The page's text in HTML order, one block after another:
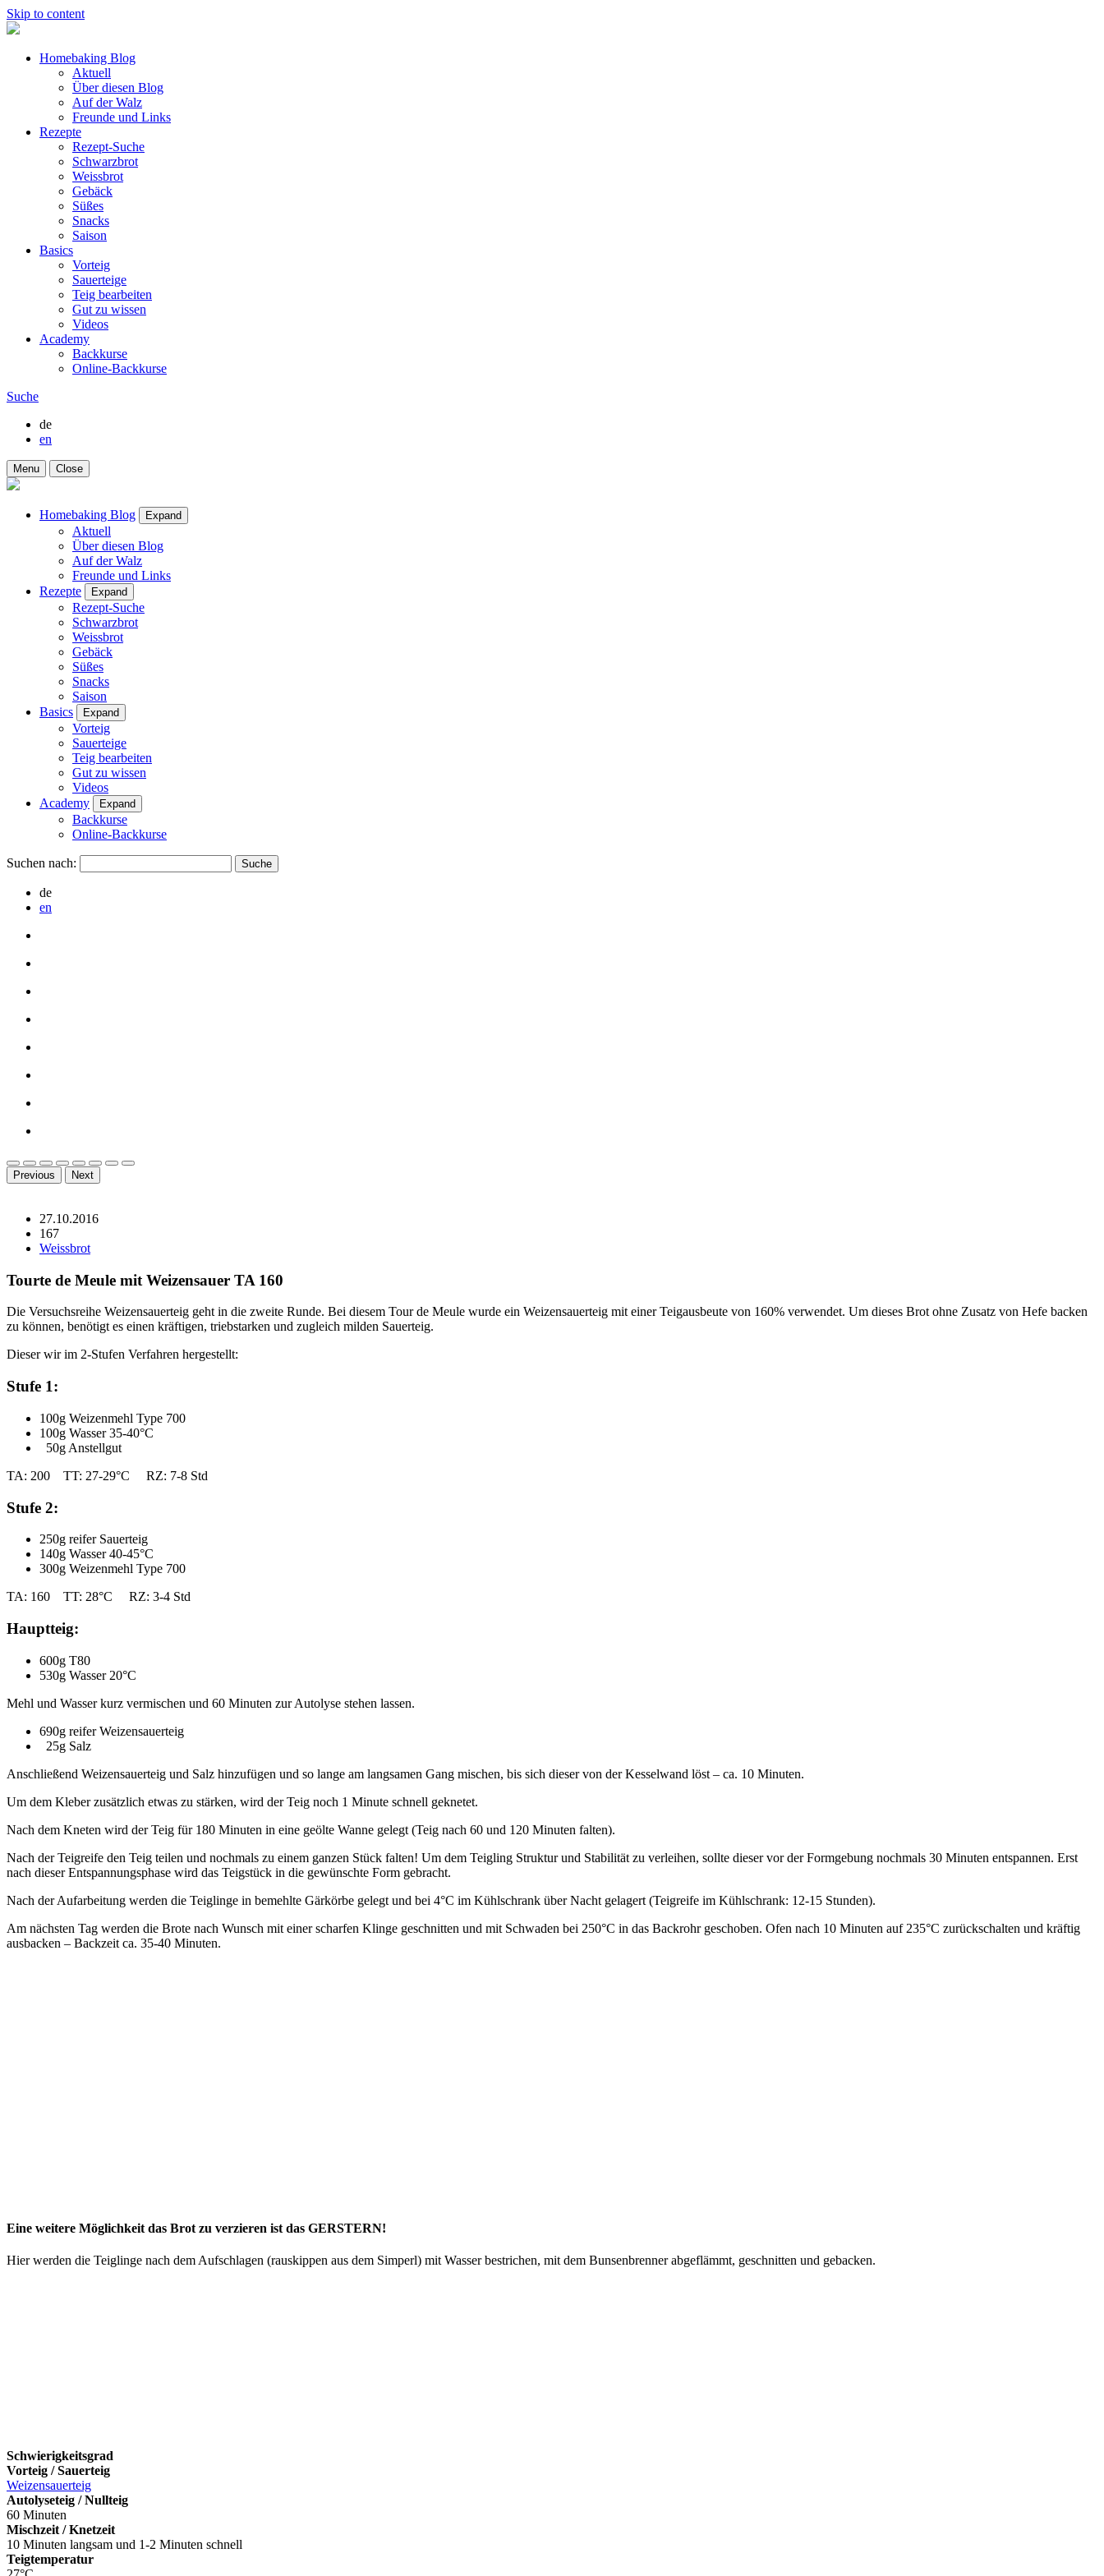
Skip to content
Homebaking Blog
Aktuell
Über diesen Blog
Auf der Walz
Freunde und Links
Rezepte
Rezept-Suche
Schwarzbrot
Weissbrot
Gebäck
Süßes
Snacks
Saison
Basics
Vorteig
Sauerteige
Teig bearbeiten
Gut zu wissen
Videos
Academy
Backkurse
Online-Backkurse
Suche
de
en
Menu Close
Homebaking Blog Expand
Aktuell
Über diesen Blog
Auf der Walz
Freunde und Links
Rezepte
Expand
Rezept-Suche
Schwarzbrot
Weissbrot
Gebäck
Süßes
Snacks
Saison
Basics
Expand
Vorteig
Sauerteige
Teig bearbeiten
Gut zu wissen
Videos
Academy
Expand
Backkurse
Online-Backkurse
Suchen nach:
de
en
Previous Next
27.10.2016
167
Weissbrot
Tourte de Meule mit Weizensauer TA 160
Die Versuchsreihe Weizensauerteig geht in die zweite Runde. Bei diesem Tour de Meule wurde ein Weizensauerteig mit einer Teigausbeute von 160% verwendet. Um dieses Brot ohne Zusatz von Hefe backen
zu können, benötigt es einen kräftigen, triebstarken und zugleich milden Sauerteig.
Dieser wir im 2-Stufen Verfahren hergestellt:
Stufe 1:
100g Weizenmehl Type 700
100g Wasser 35-40°C
50g Anstellgut
TA: 200 TT: 27-29°C RZ: 7-8 Std
Stufe 2:
250g reifer Sauerteig
140g Wasser 40-45°C
300g Weizenmehl Type 700
TA: 160 TT: 28°C RZ: 3-4 Std
Hauptteig:
600g T80
530g Wasser 20°C
Mehl und Wasser kurz vermischen und 60 Minuten zur Autolyse stehen lassen.
690g reifer Weizensauerteig
25g Salz
Anschließend Weizensauerteig und Salz hinzufügen und so lange am langsamen Gang mischen, bis sich dieser von der Kesselwand löst – ca. 10 Minuten.
Um dem Kleber zusätzlich etwas zu stärken, wird der Teig noch 1 Minute schnell geknetet.
Nach dem Kneten wird der Teig für 180 Minuten in eine geölte Wanne gelegt (Teig nach 60 und 120 Minuten falten).
Nach der Teigreife den Teig teilen und nochmals zu einem ganzen Stück falten! Um dem Teigling Struktur und Stabilität zu verleihen, sollte dieser vor der Formgebung nochmals 30 Minuten entspannen. Erst
nach dieser Entspannungsphase wird das Teigstück in die gewünschte Form gebracht.
Nach der Aufarbeitung werden die Teiglinge in bemehlte Gärkörbe gelegt und bei 4°C im Kühlschrank über Nacht gelagert (Teigreife im Kühlschrank: 12-15 Stunden).
Am nächsten Tag werden die Brote nach Wunsch mit einer scharfen Klinge geschnitten und mit Schwaden bei 250°C in das Backrohr geschoben. Ofen nach 10 Minuten auf 235°C zurückschalten und kräftig
ausbacken – Backzeit ca. 35-40 Minuten.
Eine weitere Möglichkeit das Brot zu verzieren ist das GERSTERN!
Hier werden die Teiglinge nach dem Aufschlagen (rauskippen aus dem Simperl) mit Wasser bestrichen, mit dem Bunsenbrenner abgeflämmt, geschnitten und gebacken.
Schwierigkeitsgrad
Vorteig / Sauerteig
Weizensauerteig
Autolyseteig / Nullteig
60 Minuten
Mischzeit / Knetzeit
10 Minuten langsam und 1-2 Minuten schnell
Teigtemperatur